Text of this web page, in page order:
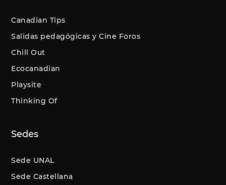
Canadian Tips
Salidas pedagógicas y Cine Foros
Chill Out
Ecocanadian
Playsite
Thinking Of
Sedes
Sede UNAL
Sede Castellana